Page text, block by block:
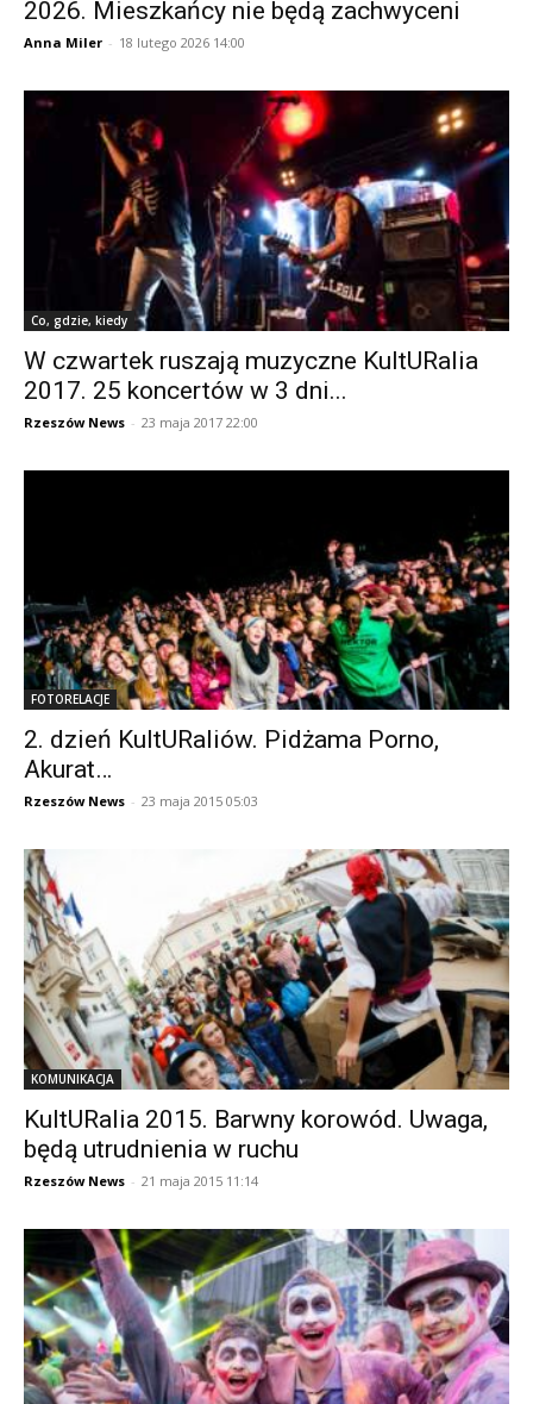
2026. Mieszkańcy nie będą zachwyceni
Anna Miler - 18 lutego 2026 14:00
Co, gdzie, kiedy
W czwartek ruszają muzyczne KultURalia
2017. 25 koncertów w 3 dni...
Rzeszów News - 23 maja 2017 22:00
FOTORELACJE
2. dzień KultURaliów. Pidżama Porno,
Akurat…
Rzeszów News - 23 maja 2015 05:03
KOMUNIKACJA
KultURalia 2015. Barwny korowód. Uwaga,
będą utrudnienia w ruchu
Rzeszów News - 21 maja 2015 11:14